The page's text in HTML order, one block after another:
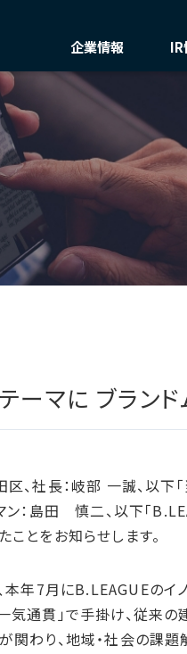
企業情報
トップメッセージ
会社概要・役員一覧
総合インフラサービスの未
ガバナンス
IR
株主・投資家の皆様へ
中期経営計画(FY27)
ージ
ィ
ト
・KPI
ト紹介
ルと
の賛同・
定
環境
環境マネジメ
気候変動
循環経済
汚染防止
自然再興
生物多様性
ーマに ブラン
社長：岐部 一誠、以下
：島田 慎二、以下「
とをお知らせします。
年7月にB.LEAGUEのイ
通貫」で手掛け、従来
わり、地域・社会の課